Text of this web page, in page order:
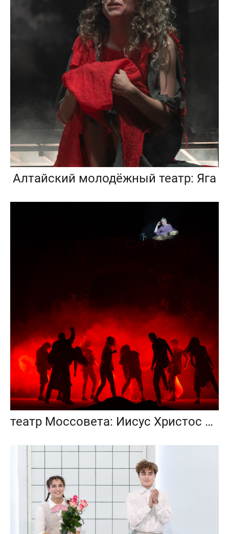
Алтайский молодёжный театр: Яга
театр Моссовета: Иисус Христос Супервезда — 35 лет на сцене